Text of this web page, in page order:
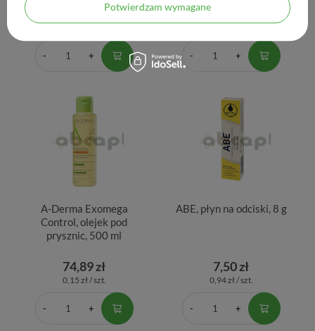
73,81 zł
0,37 zł / szt.
99,90 zł
0,25 zł / szt.
A-Derma Exomega
Control, olejek pod
prysznic, 500 ml
74,89 zł
0,15 zł / szt.
ABE, płyn na odciski, 8 g
7,50 zł
0,94 zł / szt.
Potwierdzam wymagane